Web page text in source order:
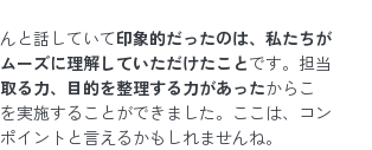
と話していて印象的だったのは、私たちが
ーズに理解していただけたことです。担当
る力、目的を整理する力があったからこ
実施することができました。ここは、コン
イントと言えるかもしれませんね。